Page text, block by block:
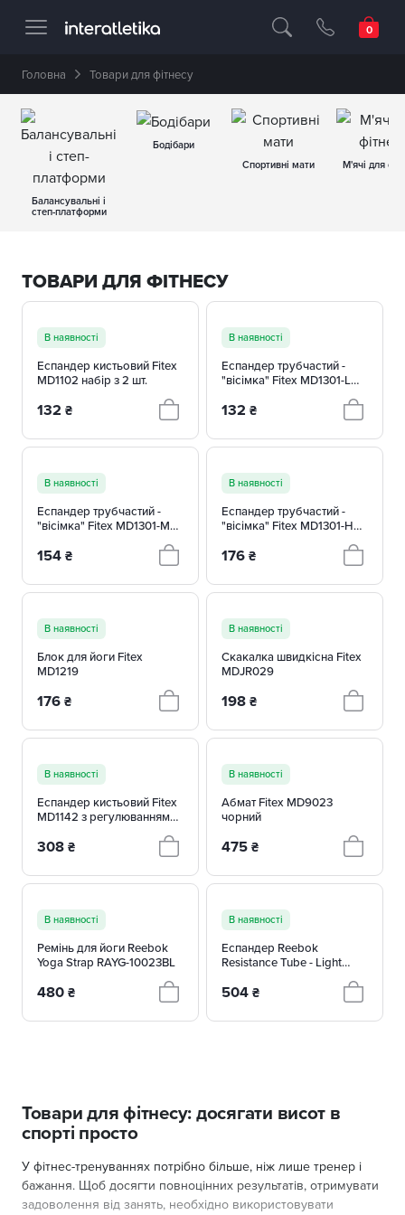
Професійне спортивне обладнання
Головна Товари для фітнесу
Балансувальні і
степ-платформи
Бодібари
Спортивні мати
М'ячі для
ТОВАРИ ДЛЯ ФІТНЕСУ
В наявності
Еспандер кистьовий Fitex
MD1102 набір з 2 шт.
132 ₴
В наявності
Еспандер трубчастий -
"вісімка" Fitex MD1301-L
(рівень опору - низький)
132 ₴
В наявності
Еспандер трубчастий -
"вісімка" Fitex MD1301-M
(рівень опору - середній)
154 ₴
В наявності
Еспандер трубчастий -
"вісімка" Fitex MD1301-H
(рівень опору - високий)
176 ₴
В наявності
Блок для йоги Fitex
MD1219
176 ₴
В наявності
Скакалка швидкісна Fitex
MDJR029
198 ₴
В наявності
Еспандер кистьовий Fitex
MD1142 з регулюванням
308 ₴
В наявності
Абмат Fitex MD9023
чорний
475 ₴
В наявності
Ремінь для йоги Reebok
Yoga Strap RAYG-10023BL
480 ₴
В наявності
Еспандер Reebok
Resistance Tube - Light
504 ₴
Товари для фітнесу: досягати висот в
спорті просто
У фітнес-тренуваннях потрібно більше, ніж лише тренер і
бажання. Щоб досягти повноцінних результатів, отримувати
задоволення від занять, необхідно використовувати